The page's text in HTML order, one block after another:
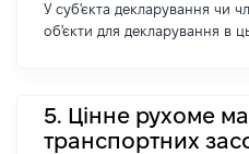
У суб'єкта декларування чи
об'єкти для декларування в
5. Цінне рухоме
транспортних